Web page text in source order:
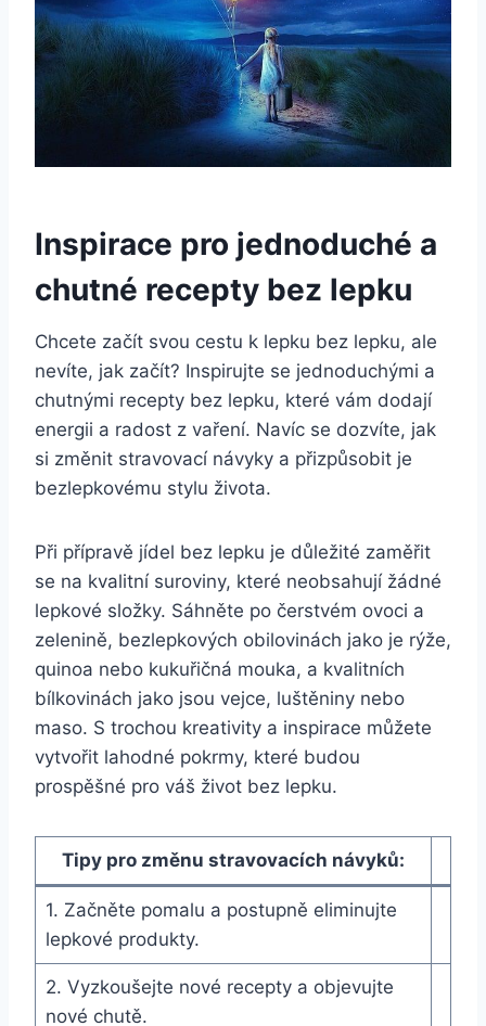
Inspirace pro jednoduché a
chutné recepty bez lepku
Chcete začít svou cestu k lepku bez lepku, ale
nevíte, jak začít? Inspirujte se jednoduchými a
chutnými recepty bez lepku, které vám dodají
energii a radost z vaření. Navíc se dozvíte, jak
si změnit stravovací návyky a přizpůsobit je
bezlepkovému stylu života.
Při přípravě jídel bez lepku je důležité zaměřit
se na kvalitní suroviny, které neobsahují žádné
lepkové složky. Sáhněte po čerstvém ovoci a
zelenině, bezlepkových obilovinách jako je rýže,
quinoa nebo kukuřičná mouka, a kvalitních
bílkovinách jako jsou vejce, luštěniny nebo
maso. S trochou kreativity a inspirace můžete
vytvořit lahodné pokrmy, které budou
prospěšné pro váš život bez lepku.
Tipy pro změnu stravovacích návyků:
1. Začněte pomalu a postupně eliminujte
lepkové produkty.
2. Vyzkoušejte nové recepty a objevujte
nové chutě.